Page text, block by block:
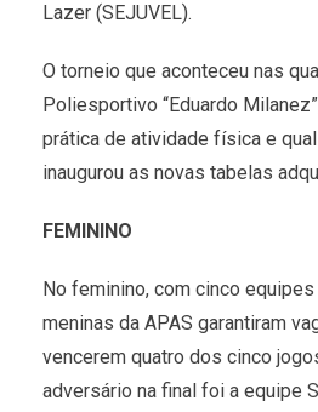
Lazer (SEJUVEL).
O torneio que aconteceu nas
Poliesportivo “Eduardo
prática de atividade física e
inaugurou as novas tabelas
FEMININO
No feminino, com cinco
meninas da APAS garantiram
vencerem quatro dos cinco
adversário na final foi a equipe